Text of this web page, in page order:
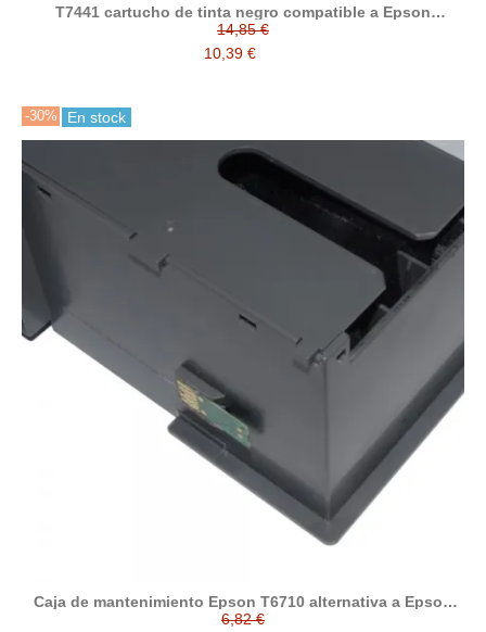
T7441 cartucho de tinta negro compatible a Epson
C13T74414010
14,85 €
10,39 €
-30% En stock
Caja de mantenimiento Epson T6710 alternativa a Epson
C13T671000
6,82 €